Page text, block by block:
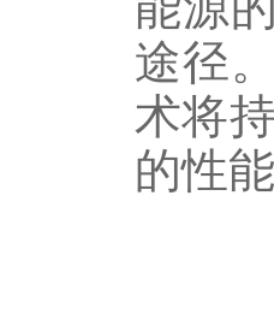
途径
术将
的性